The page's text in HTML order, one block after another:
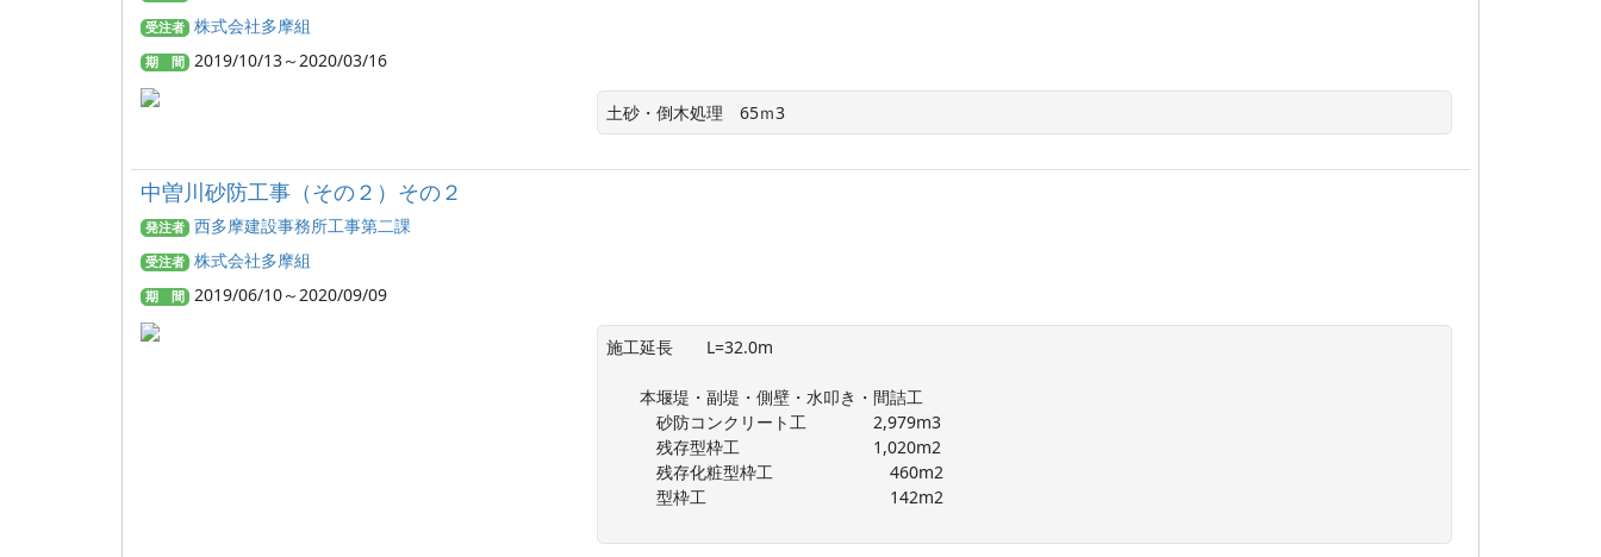
受注者 株式会社多摩組
期 間 2019/10/13～2020/03/16
土砂・倒木処理　65ｍ3
中曽川砂防工事（その２）その２
発注者 西多摩建設事務所工事第二課
受注者 株式会社多摩組
期 間 2019/06/10～2020/09/09
施工延長　　L=32.0m
本堰堤・副堤・側壁・水叩き・間詰工
砂防コンクリート工　　　　2,979m3
残存型枠工　　　　　　　　1,020m2
残存化粧型枠工　　　　　　　460m2
型枠工　　　　　　　　　　　142m2